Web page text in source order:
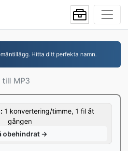
Hitta ditt perfekta namn.
till MP3
1 konvertering/timme, 1 fil åt
gången
obehindrat →